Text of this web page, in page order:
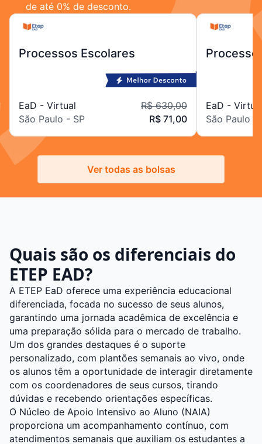
de até 0% de desconto.
Processos Escolares
EaD - Virtual
São Paulo - SP
R$ 630,00
R$ 71,00
EaD -
São Paulo -
Ver todas as bolsas
Quais são os diferenciais do
ETEP EAD?
A ETEP EaD oferece uma experiência educacional
diferenciada, focada no sucesso de seus alunos,
garantindo uma jornada acadêmica de excelência e
uma preparação sólida para o mercado de trabalho.
Um dos grandes destaques é o suporte
personalizado, com plantões semanais ao vivo, onde
os alunos têm a oportunidade de interagir diretamente
com os coordenadores de seus cursos, tirando
dúvidas e recebendo orientações específicas.
O Núcleo de Apoio Intensivo ao Aluno (NAIA)
proporciona um acompanhamento contínuo, com
atendimentos semanais que auxiliam os estudantes a